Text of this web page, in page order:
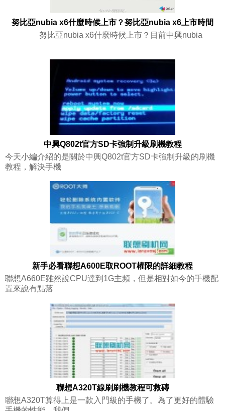
努比亞nubia x6什麼時候上市？努比亞nubia x6上市時間
努比亞nubia x6什麼時候上市？目前中興nubia
中興Q802t官方SD卡強制升級刷機教程
今天小編介紹的是關於中興Q802t官方SD卡強制升級的刷機
教程，解決手機
新手必看聯想A600E取ROOT權限的詳細教程
聯想A660E雖然說CPU達到1G主頻，但是相對如今的手機配
置來說有點落
聯想A320T線刷刷機教程可救磚
聯想A320T算得上是一款入門級的手機了。為了更好的體驗